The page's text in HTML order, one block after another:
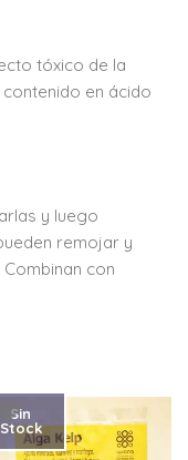
tóxico de la
en ácido
y luego
remojar y
con
Sin
Stock